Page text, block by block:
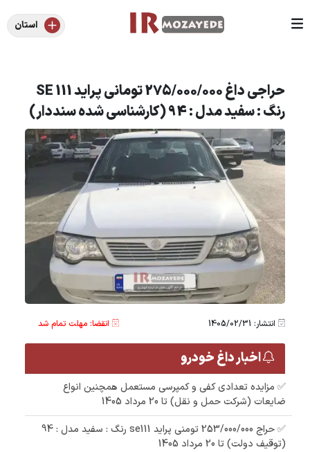
استان
حراجی داغ 275/000/000 تومانی پراید 111 SE
رنگ : سفید مدل : 94 (کارشناسی شده سنددار)
انتشار: 1405/02/31 انقضا: مهلت تمام شد
اخبار داغ خودرو
✅ مزایده تعدادی کفی و کمپرسی مستعمل همچنین انواع
ضایعات (شرکت حمل و نقل) تا 20 مرداد 1405
✅ حراج 253/000/000 تومنی پراید se111 رنگ : سفید مدل : 94
(توقیف دولت) تا 20 مرداد 1405